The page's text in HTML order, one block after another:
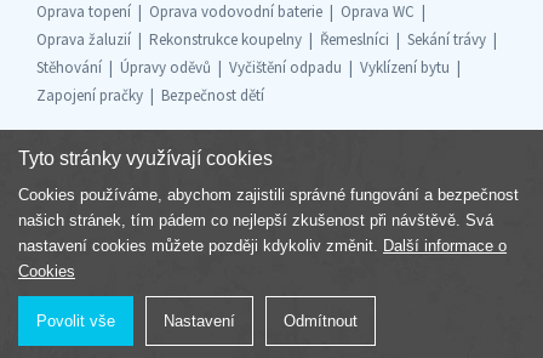
Oprava topení
Oprava vodovodní baterie
Oprava WC
Oprava žaluzií
Rekonstrukce koupelny Řemeslníci
Sekání trávy
Stěhování
Úpravy oděvů Vyčištění odpadu
Vyklízení bytu
Zapojení pračky
Bezpečnost dětí
Součást skupiny
Tyto stránky využívají cookies
Cookies používáme, abychom zajistili správné fungování a bezpečnost
našich stránek, tím pádem co nejlepší zkušenost při návštěvě. Svá
nastavení cookies můžete později kdykoliv změnit. Další informace o
Cookies
Povolit vše Nastavení Odmítnout